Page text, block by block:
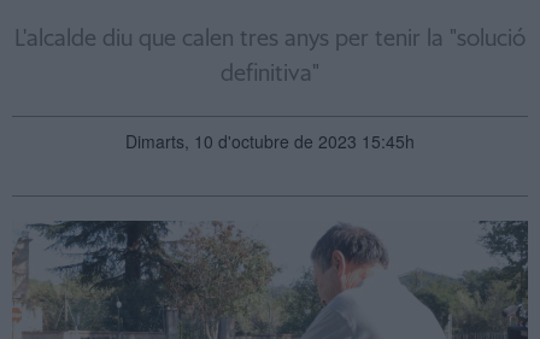
L'alcalde diu que calen tres anys per tenir la "solució
definitiva"
Dimarts, 10 d'octubre de 2023 15:45h